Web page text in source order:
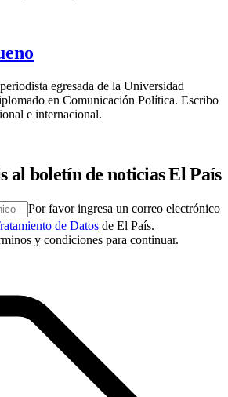
egresada de la Universidad
en Comunicación Política. Escribo
e internacional.
al boletín de noticias El País
Por favor ingresa un correo electrónico
de Datos de El País.
y condiciones para continuar.